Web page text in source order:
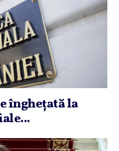
îngheţată la